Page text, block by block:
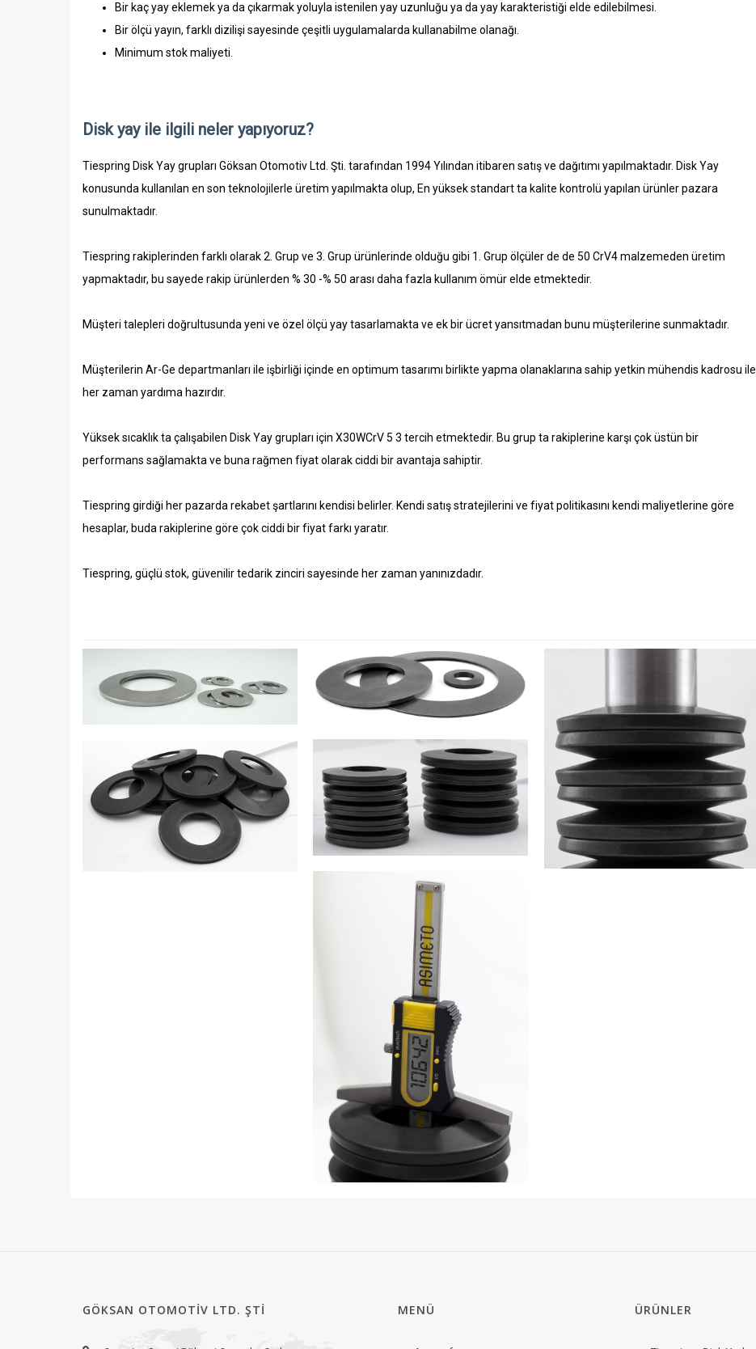
Bir kaç yay eklemek ya da çıkarmak yoluyla istenilen yay uzunluğu ya da yay karakteristiği elde edilebilmesi.
Bir ölçü yayın, farklı dizilişi sayesinde çeşitli uygulamalarda kullanabilme olanağı.
Minimum stok maliyeti.
Disk yay ile ilgili neler yapıyoruz?
Tiespring Disk Yay grupları Göksan Otomotiv Ltd. Şti. tarafından 1994 Yılından itibaren satış ve dağıtımı yapılmaktadır. Disk Yay
konusunda kullanılan en son teknolojilerle üretim yapılmakta olup, En yüksek standart ta kalite kontrolü yapılan ürünler pazara
sunulmaktadır.
Tiespring rakiplerinden farklı olarak 2. Grup ve 3. Grup ürünlerinde olduğu gibi 1. Grup ölçüler de de 50 CrV4 malzemeden üretim
yapmaktadır, bu sayede rakip ürünlerden % 30 -% 50 arası daha fazla kullanım ömür elde etmektedir.
Müşteri talepleri doğrultusunda yeni ve özel ölçü yay tasarlamakta ve ek bir ücret yansıtmadan bunu müşterilerine sunmaktadır.
Müşterilerin Ar-Ge departmanları ile işbirliği içinde en optimum tasarımı birlikte yapma olanaklarına sahip yetkin mühendis kadrosu ile
her zaman yardıma hazırdır.
Yüksek sıcaklık ta çalışabilen Disk Yay grupları için X30WCrV 5 3 tercih etmektedir. Bu grup ta rakiplerine karşı çok üstün bir
performans sağlamakta ve buna rağmen fiyat olarak ciddi bir avantaja sahiptir.
Tiespring girdiği her pazarda rekabet şartlarını kendisi belirler. Kendi satış stratejilerini ve fiyat politikasını kendi maliyetlerine göre
hesaplar, buda rakiplerine göre çok ciddi bir fiyat farkı yaratır.
Tiespring, güçlü stok, güvenilir tedarik zinciri sayesinde her zaman yanınızdadır.
GÖKSAN OTOMOTIV LTD. ŞTI MENÜ ÜRÜNLER